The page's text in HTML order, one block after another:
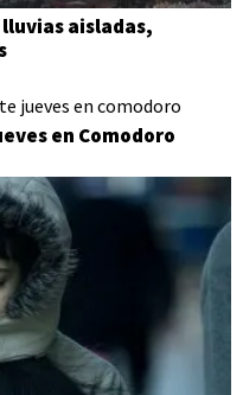
aisladas,
en Comodoro